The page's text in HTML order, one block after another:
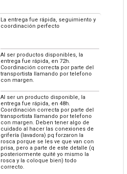
La entrega fue rápida, seguimiento y
coordinación perfecto
Al ser productos disponibles, la
entrega fue rápida, en 72h.
Coordinación correcta por parte del
transportista llamando por telefono
con margen.
Al ser un producto disponible, la
entrega fue rápida, en 48h.
Coordinación correcta por parte del
transportista llamando por telefono
con margen. Deben tener algo de
cuidado al hacer las conexiones de
grifería (lavadora) pq forzaron la
rosca porque se les ve que van con
prisa, pero a parte de este detalle (q
posteriormente quité yo mismo la
rosca y la coloque bien) todo
correcto.